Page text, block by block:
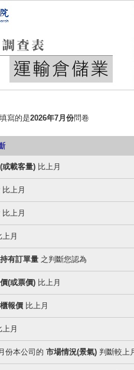
寫的是2026年7月份問卷
或載客量)比上月
比上月
比上月
月
有訂單量之判斷您認為
(或票價)比上月
報價比上月
上月
份本公司的 市場情況(景氣)判斷較上